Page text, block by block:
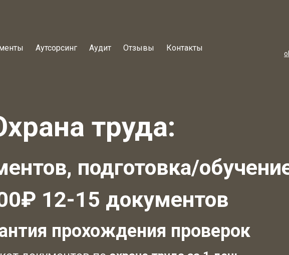
Аутсорсинг Аудит Отзывы Контакты
труда:
подготовка/
12-15 документов
прохождения проверок